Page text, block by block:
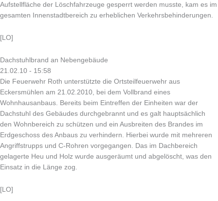
Aufstellfläche der Löschfahrzeuge gesperrt werden musste, kam es im
gesamten Innenstadtbereich zu erheblichen Verkehrsbehinderungen.
[LO]
Dachstuhlbrand an Nebengebäude
21.02.10 - 15:58
Die Feuerwehr Roth unterstützte die Ortsteilfeuerwehr aus
Eckersmühlen am 21.02.2010, bei dem Vollbrand eines
Wohnhausanbaus. Bereits beim Eintreffen der Einheiten war der
Dachstuhl des Gebäudes durchgebrannt und es galt hauptsächlich
den Wohnbereich zu schützen und ein Ausbreiten des Brandes im
Erdgeschoss des Anbaus zu verhindern. Hierbei wurde mit mehreren
Angriffstrupps und C-Rohren vorgegangen. Das im Dachbereich
gelagerte Heu und Holz wurde ausgeräumt und abgelöscht, was den
Einsatz in die Länge zog.
[LO]